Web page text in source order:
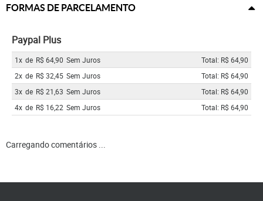
FORMAS DE PARCELAMENTO
Paypal Plus
1x de R$ 64,90 Sem Juros
Total: R$ 64,90
2x de R$ 32,45 Sem Juros
Total: R$ 64,90
3x de R$ 21,63 Sem Juros
Total: R$ 64,90
4x de R$ 16,22 Sem Juros Total: R$ 64,90
Carregando comentários ...